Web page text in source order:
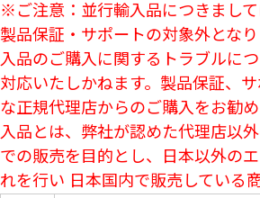
※ご注意：並行輸入品につきまし
製品保証・サポートの対象外とな
入品のご購入に関するトラブルに
対応いたしかねます。製品保証、
な正規代理店からのご購入をお勧
入品とは、弊社が認めた代理店以
での販売を目的とし、日本以外の
れを行い 日本国内で販売している商